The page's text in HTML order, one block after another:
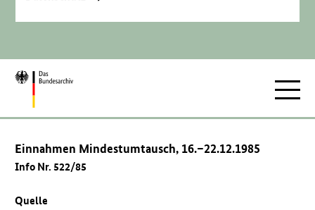
Zur
Einnahmen Mindestumtausch, 16.–22.12.1985
Info Nr. 522/85
Quelle